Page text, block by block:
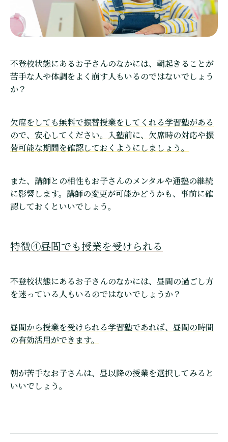
不登校状態にあるお子さんのなかには、朝起きることが
苦手な人や体調をよく崩す人もいるのではないでしょう
か？
欠席をしても無料で振替授業をしてくれる学習塾がある
ので、安心してください。入塾前に、欠席時の対応や振
替可能な期間を確認しておくようにしましょう。
また、講師との相性もお子さんのメンタルや通塾の継続
に影響します。講師の変更が可能かどうかも、事前に確
認しておくといいでしょう。
特徴④昼間でも授業を受けられる
不登校状態にあるお子さんのなかには、昼間の過ごし方
を迷っている人もいるのではないでしょうか？
昼間から授業を受けられる学習塾であれば、昼間の時間
の有効活用ができます。
朝が苦手なお子さんは、昼以降の授業を選択してみると
いいでしょう。